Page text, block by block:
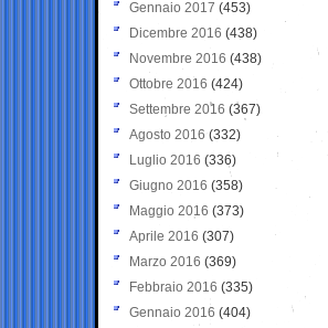
Gennaio 2017 (453)
Dicembre 2016 (438)
Novembre 2016 (438)
Ottobre 2016 (424)
Settembre 2016 (367)
Agosto 2016 (332)
Luglio 2016 (336)
Giugno 2016 (358)
Maggio 2016 (373)
Aprile 2016 (307)
Marzo 2016 (369)
Febbraio 2016 (335)
Gennaio 2016 (404)